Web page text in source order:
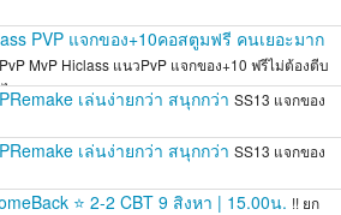
PVP แจกของ+10คอสตูมฟรี คนเยอะมาก
MvP Hiclass แนวPvP แจกของ+10 ฟรีไม่ต้องตีบ
ม
เล่นง่ายกว่า สนุกกว่า SS13 แจกของ
เล่นง่ายกว่า สนุกกว่า SS13 แจกของ
⭐ 2-2 CBT 9 สิงหา | 15.00น. !! ยก